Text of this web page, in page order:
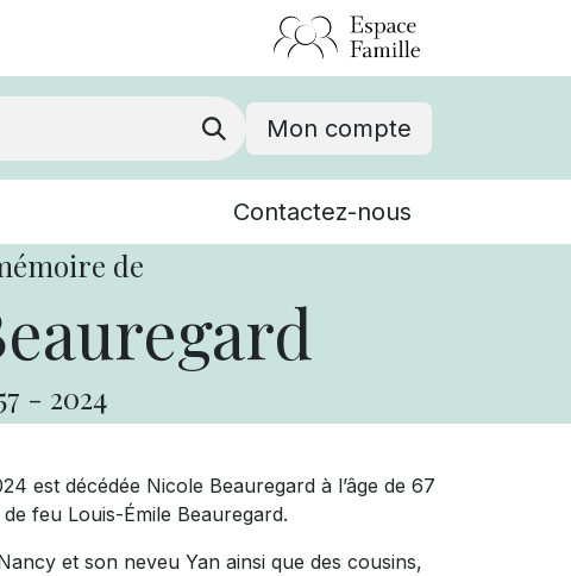
Mon compte
Événements
Contactez-nous
de
- 2024
est décédée Nicole Beauregard à l’âge de 67
feu Louis-Émile Beauregard.
et son neveu Yan ainsi que des cousins,